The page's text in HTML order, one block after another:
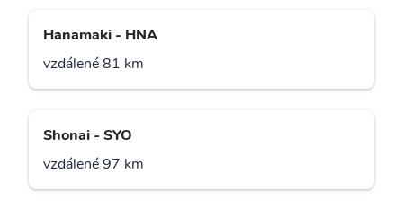
Hanamaki - HNA
vzdálené 81 km
Shonai - SYO
vzdálené 97 km